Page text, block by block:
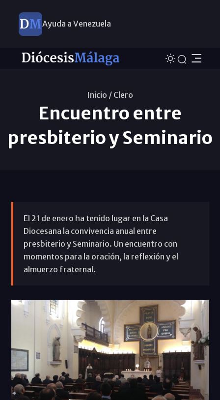
Ayuda a Venezuela
Inicio / Clero
Encuentro entre
presbiterio y Seminario
El 21 de enero ha tenido lugar en la Casa
Diocesana la convivencia anual entre
presbiterio y Seminario. Un encuentro con
momentos para la oración, la reflexión y el
almuerzo fraternal.